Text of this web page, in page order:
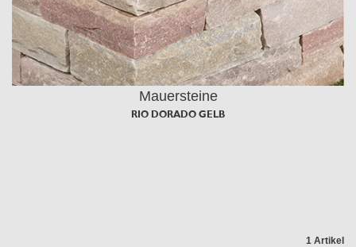
Mauersteine
RIO DORADO GELB
1 Artikel